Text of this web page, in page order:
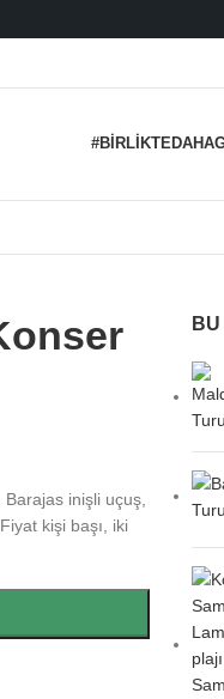
inişli uçuş,
kişi başı, iki